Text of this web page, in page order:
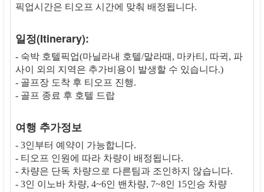
픽업시간은 티오프 시간에 맞춰 배정됩니다.
일정(Itinerary):
- 숙박 호텔픽업(마닐라내 호텔/말라때, 마카티, 따귁, 파
사이 외의 지역은 추가비용이 발생할 수 있습니다.)
- 골프장 도착 후 티오프 진행.
- 골프 종료 후 호텔 드랍
여행 추가정보
- 3인부터 예약이 가능합니다.
- 티오프 인원에 따라 차량이 배정됩니다.
- 차량은 단독 차량으로 다른팀과 조인하지 않습니다.
- 3인 이노바 차량, 4~6인 밴차량, 7~8인 15인승 차량